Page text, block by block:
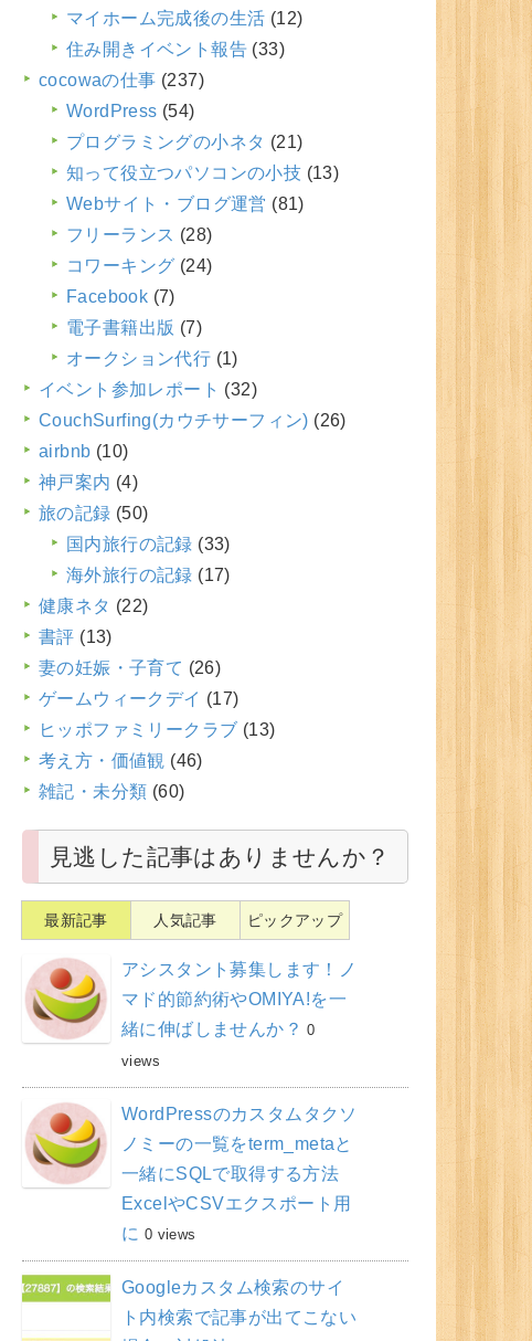
マイホーム完成後の生活 (12)
住み開きイベント報告 (33)
cocowaの仕事 (237)
WordPress (54)
プログラミングの小ネタ (21)
知って役立つパソコンの小技 (13)
Webサイト・ブログ運営 (81)
フリーランス (28)
コワーキング (24)
Facebook (7)
電子書籍出版 (7)
オークション代行 (1)
イベント参加レポート (32)
CouchSurfing(カウチサーフィン) (26)
airbnb (10)
神戸案内 (4)
旅の記録 (50)
国内旅行の記録 (33)
海外旅行の記録 (17)
健康ネタ (22)
書評 (13)
妻の妊娠・子育て (26)
ゲームウィークデイ (17)
ヒッポファミリークラブ (13)
考え方・価値観 (46)
雑記・未分類 (60)
見逃した記事はありませんか？
最新記事 人気記事 ピックアップ
アシスタント募集します！ノ
マド的節約術やOMIYA!を一
緒に伸ばしませんか？ 0
views
WordPressのカスタムタクソ
ノミーの一覧をterm_metaと
一緒にSQLで取得する方法
ExcelやCSVエクスポート用
に 0 views
Googleカスタム検索のサイ
ト内検索で記事が出てこない